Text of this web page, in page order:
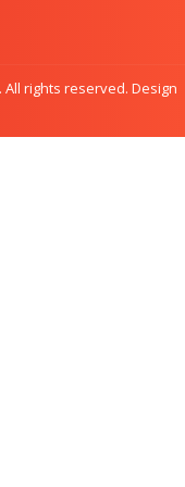
All rights reserved. Design